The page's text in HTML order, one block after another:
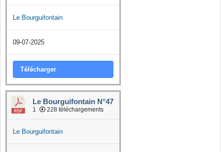
Le Bourguifontain
09-07-2025
Télécharger
Le Bourguifontain N°47
1 228 téléchargements
Le Bourguifontain